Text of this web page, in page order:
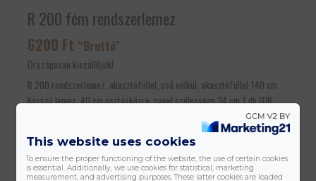
R 200 fém rendszerlemez
6200 Ft “Bruttó”
Országosan kiszállítjuk!
R 200 rendszerlemez, akasztófüllel, cső nélkül, akasztófüllel 140 cm
hosszú lemez, 40 cm osztásközre, panel szélessége 34 cm 1 db EUR
raklapra 32 db fér fel. Országos kiszállítással is rendelhető. 17,5 m
This website uses cookies
To ensure the proper functioning of the website, the use of certain cookies
is essential. Additionally, we use cookies for statistical, marketing
measurement, and advertising purposes. These latter cookies are loaded